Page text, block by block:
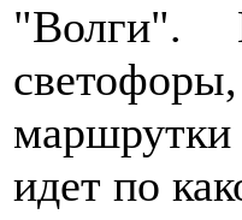
"Волги".
идет по